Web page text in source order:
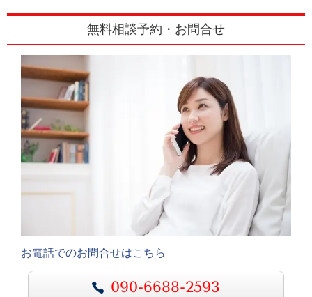
無料相談予約・お問合せ
お電話でのお問合せはこちら
090-6688-2593